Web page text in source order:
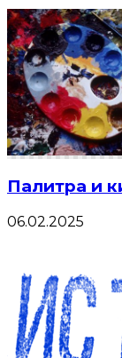
Палитра и
06.02.2025